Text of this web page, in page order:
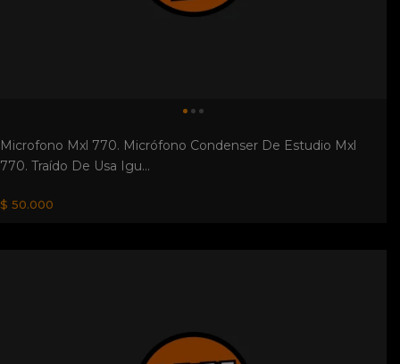
Microfono Mxl 770. Micrófono Condenser De Estudio Mxl
770. Traído De Usa Igu...
$ 50.000